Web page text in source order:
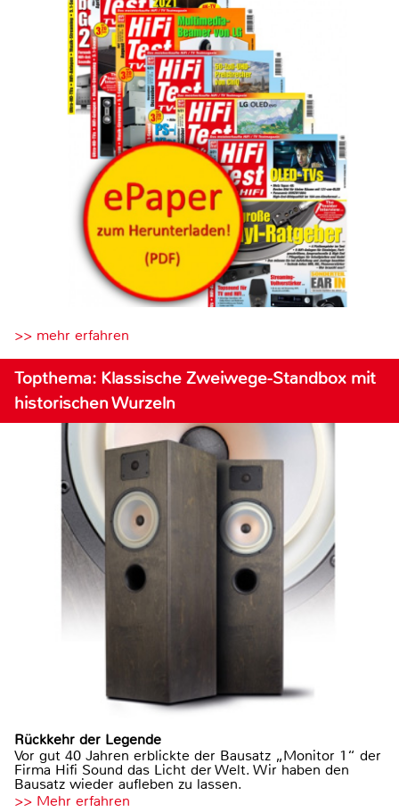
>> mehr erfahren
Topthema: Klassische Zweiwege-Standbox mit
historischen Wurzeln
Rückkehr der Legende
Vor gut 40 Jahren erblickte der Bausatz „Monitor 1“ der
Firma Hifi Sound das Licht der Welt. Wir haben den
Bausatz wieder aufleben zu lassen.
>> Mehr erfahren